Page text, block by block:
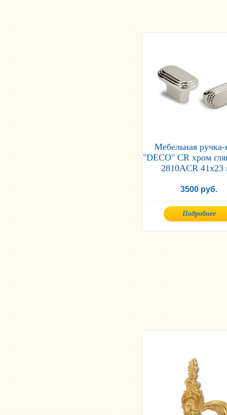
Мебельная
"DECO" CR хром
2810ACR 41x23
3500 руб.
Подробнее